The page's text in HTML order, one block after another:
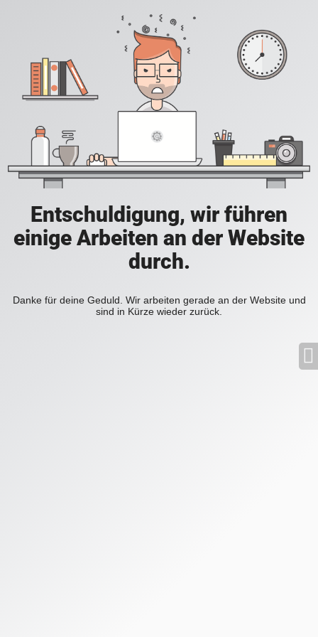
Entschuldigung, wir führen
einige Arbeiten an der Website
durch.
Danke für deine Geduld. Wir arbeiten gerade an der Website und
sind in Kürze wieder zurück.